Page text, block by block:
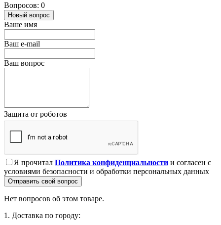
Вопросов: 0
Новый вопрос
Ваше имя
Ваш e-mail
Ваш вопрос
Защита от роботов
Я прочитал Политика конфиденциальности и согласен с
условиями безопасности и обработки персональных данных
Отправить свой вопрос
Нет вопросов об этом товаре.
1. Доставка по городу: